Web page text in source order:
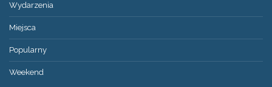
Wydarzenia
Miejsca
Popularny
Weekend